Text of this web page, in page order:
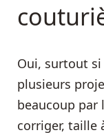
Oui, surtout
plusieurs
beaucoup par
corriger, taille